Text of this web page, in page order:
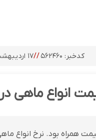
کدخبر: ۵۶۲۴۶۰ //۱۷ اردیبهشت ۱۴۰۵
در ۱۷ اردیبهشت
جزئی قیمت همراه بود.